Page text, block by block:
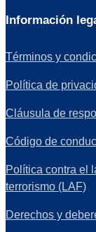
Información
Términos y
Política de
Cláusula de
Código de
Política contra el
terrorismo (LAF)
Derechos y